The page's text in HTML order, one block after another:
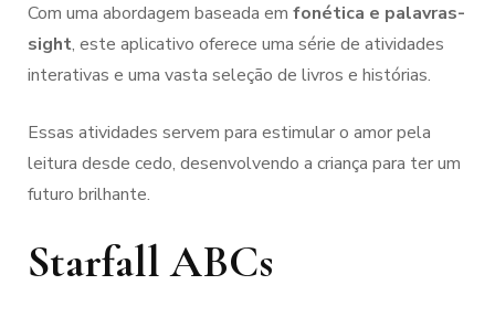
Com uma abordagem baseada em fonética e palavras-
sight, este aplicativo oferece uma série de atividades
interativas e uma vasta seleção de livros e histórias.
Essas atividades servem para estimular o amor pela
leitura desde cedo, desenvolvendo a criança para ter um
futuro brilhante.
Starfall ABCs